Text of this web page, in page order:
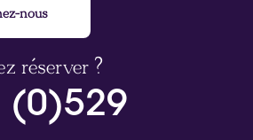
nous
réserver ?
(0)529